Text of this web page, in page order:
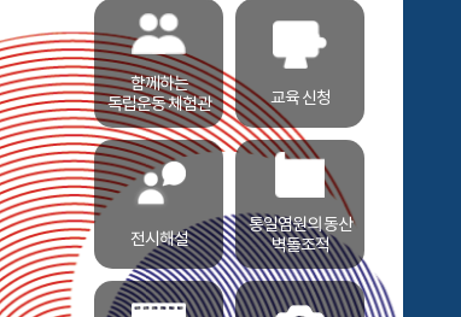
함께하는
독립운동 체험관
교육 신청
전시해설
통일염원의 동산
벽돌조적